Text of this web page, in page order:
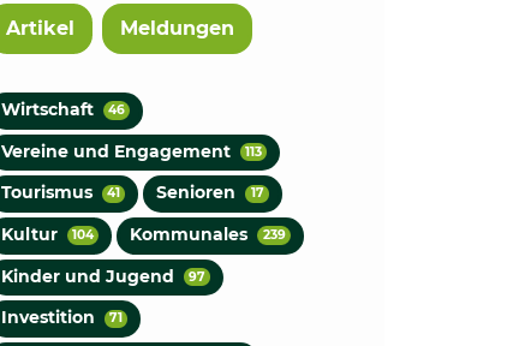
Artikel Meldungen
Wirtschaft 46
Vereine und Engagement 113
Tourismus 41 Senioren 17
Kultur 104 Kommunales 239
Kinder und Jugend 97
Investition 71